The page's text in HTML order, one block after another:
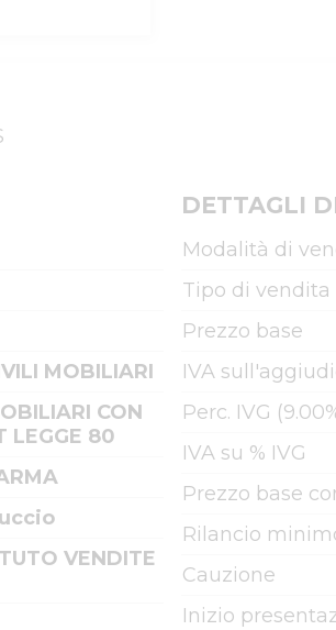
MOBILIARI
CON
LEGGE 80
VENDITE
DETTAGLI
Modalità di
Tipo di vendita
Prezzo base
IVA
Perc. IVG
IVA su % IVG
Prezzo base
Rilancio
Cauzione
Inizio